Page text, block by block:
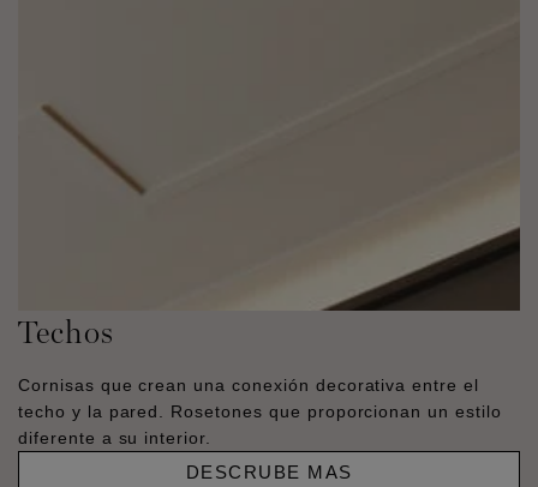
Techos
Cornisas que crean una conexión decorativa entre el
techo y la pared. Rosetones que proporcionan un estilo
diferente a su interior.
DESCRUBE MAS